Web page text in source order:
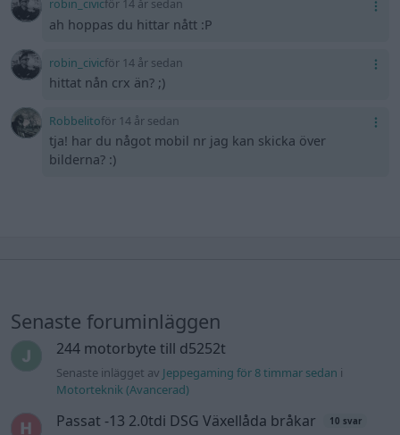
robin_civicför 14 år sedan
ah hoppas du hittar nått :P
robin_civicför 14 år sedan
hittat nån crx än? ;)
Robbelitoför 14 år sedan
tja! har du något mobil nr jag kan skicka över
bilderna? :)
Senaste foruminläggen
244 motorbyte till d5252t
Senaste inlägget av Jeppegaming för 8 timmar sedan i
Motorteknik (Avancerad)
Passat -13 2.0tdi DSG Växellåda bråkar 10 svar